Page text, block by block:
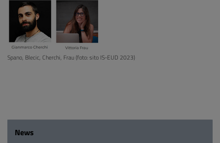
Spano, Blecic, Cherchi, Frau (foto: sito IS-EUD 2023)
News